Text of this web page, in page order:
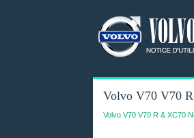
Volvo V70 V70
Volvo V70 V70 R & XC70